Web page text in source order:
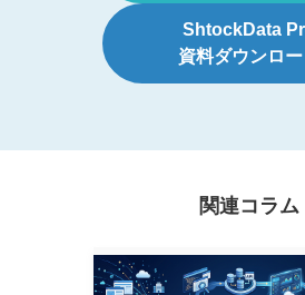
ShtockData
資料ダウンロ
関連コラム